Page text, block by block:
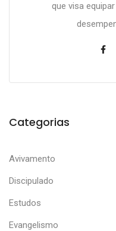
que visa
Categorias
Avivamento
Discipulado
Estudos
Evangelismo